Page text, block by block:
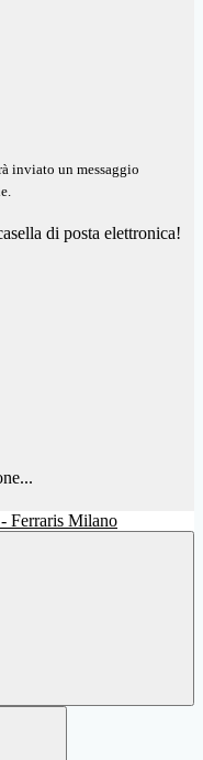
inviato un messaggio
di posta elettronica!